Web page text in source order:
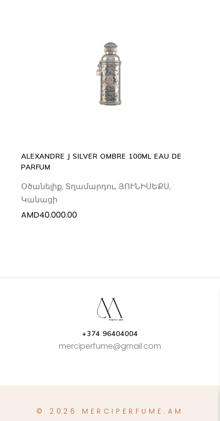
ADD TO CART
ALEXANDRE J SILVER OMBRE 100ML EAU DE
PARFUM
Օծանելիք, Տղամարդու, ՅՈՒՆԻՍԵՔՍ,
Կանացի
AMD40.000.00
+374 96404004
merciperfume@gmail.com
© 2026 MERCIPERFUME.AM